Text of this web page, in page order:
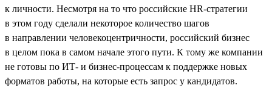
к личности. Несмотря на то что российские HR-стратегии
в этом году сделали некоторое количество шагов
в направлении человекоцентричности, российский бизнес
в целом пока в самом начале этого пути. К тому же компании
не готовы по ИТ- и бизнес-процессам к поддержке новых
форматов работы, на которые есть запрос у кандидатов.